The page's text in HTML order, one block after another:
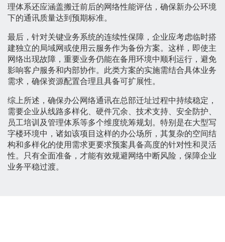
理体系还应涵盖搬迁前后的网络性能评估，确保新办公环境
下的通讯质量达到预期标准。
最后，针对关键业务系统的连续性保障，企业应考虑临时搭
建独立的局域网或使用云服务作为备份方案。这样，即使主
网络出现故障，重要业务仍能在备用环境中顺利运行，避免
影响客户服务和内部协作。此类方案的实施需结合具体业务
需求，确保资源配置合理且具备可扩展性。
综上所述，确保办公网络通讯在总部迁址过程中持续稳定，
需要企业从线路多样化、硬件冗余、技术支持、安全防护、
员工培训及管理体系等多个维度统筹规划。特别是在大型写
字楼环境中，诸如该项目这样的办公场所，其复杂的空间结
构和多样化的使用需求更要求预案具备高度的针对性和灵活
性。只有全面准备，才能有效规避网络中断风险，保障企业
业务平稳过渡。